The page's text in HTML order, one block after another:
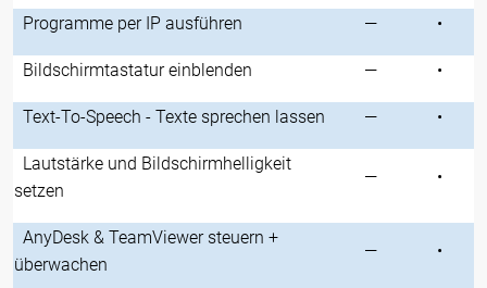
Programme per IP ausführen — •
Bildschirmtastatur einblenden — •
Text-To-Speech - Texte sprechen lassen — •
Lautstärke und Bildschirmhelligkeit
setzen
— •
AnyDesk & TeamViewer steuern +
überwachen
— •